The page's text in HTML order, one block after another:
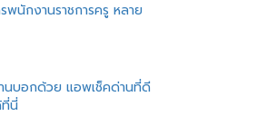
นักงานราชการครู หลาย
บอกด้วย แอพเช็คด่านที่ดี
นี่